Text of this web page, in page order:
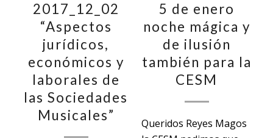
2017_12_02
“Aspectos
jurídicos,
económicos y
laborales de
las Sociedades
Musicales”
5 de enero
noche mágica y
de ilusión
también para la
CESM
Queridos Reyes Magos